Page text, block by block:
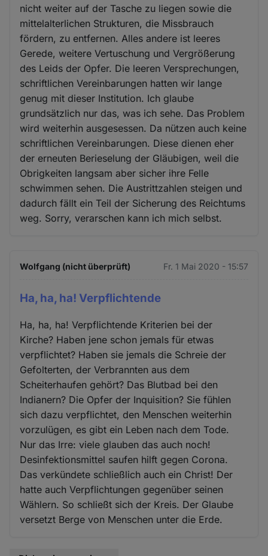
nicht weiter auf der Tasche zu liegen sowie die
mittelalterlichen Strukturen, die Missbrauch
fördern, zu entfernen. Alles andere ist leeres
Gerede, weitere Vertuschung und Vergrößerung
des Leids der Opfer. Die leeren Versprechungen,
schriftlichen Vereinbarungen hatten wir lange
genug mit dieser Institution. Ich glaube
grundsätzlich nur das, was ich sehe. Das Problem
wird weiterhin ausgesessen. Da nützen auch keine
schriftlichen Vereinbarungen. Diese dienen eher
der erneuten Berieselung der Gläubigen, weil die
Obrigkeiten langsam aber sicher ihre Felle
schwimmen sehen. Die Austrittzahlen steigen und
dadurch fällt ein Teil der Sicherung des Reichtums
weg. Sorry, verarschen kann ich mich selbst.
Wolfgang (nicht überprüft) Fr. 1 Mai 2020 - 15:57
Ha, ha, ha! Verpflichtende
Ha, ha, ha! Verpflichtende Kriterien bei der
Kirche? Haben jene schon jemals für etwas
verpflichtet? Haben sie jemals die Schreie der
Gefolterten, der Verbrannten aus dem
Scheiterhaufen gehört? Das Blutbad bei den
Indianern? Die Opfer der Inquisition? Sie fühlen
sich dazu verpflichtet, den Menschen weiterhin
vorzulügen, es gibt ein Leben nach dem Tode.
Nur das Irre: viele glauben das auch noch!
Desinfektionsmittel saufen hilft gegen Corona.
Das verkündete schließlich auch ein Christ! Der
hatte auch Verpflichtungen gegenüber seinen
Wählern. So schließt sich der Kreis. Der Glaube
versetzt Berge von Menschen unter die Erde.